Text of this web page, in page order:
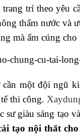
trí theo yêu
thấm nước và
mà ấm cúng
một đội ngũ
thi công.
giàu sáng tạo
tạo nội thất